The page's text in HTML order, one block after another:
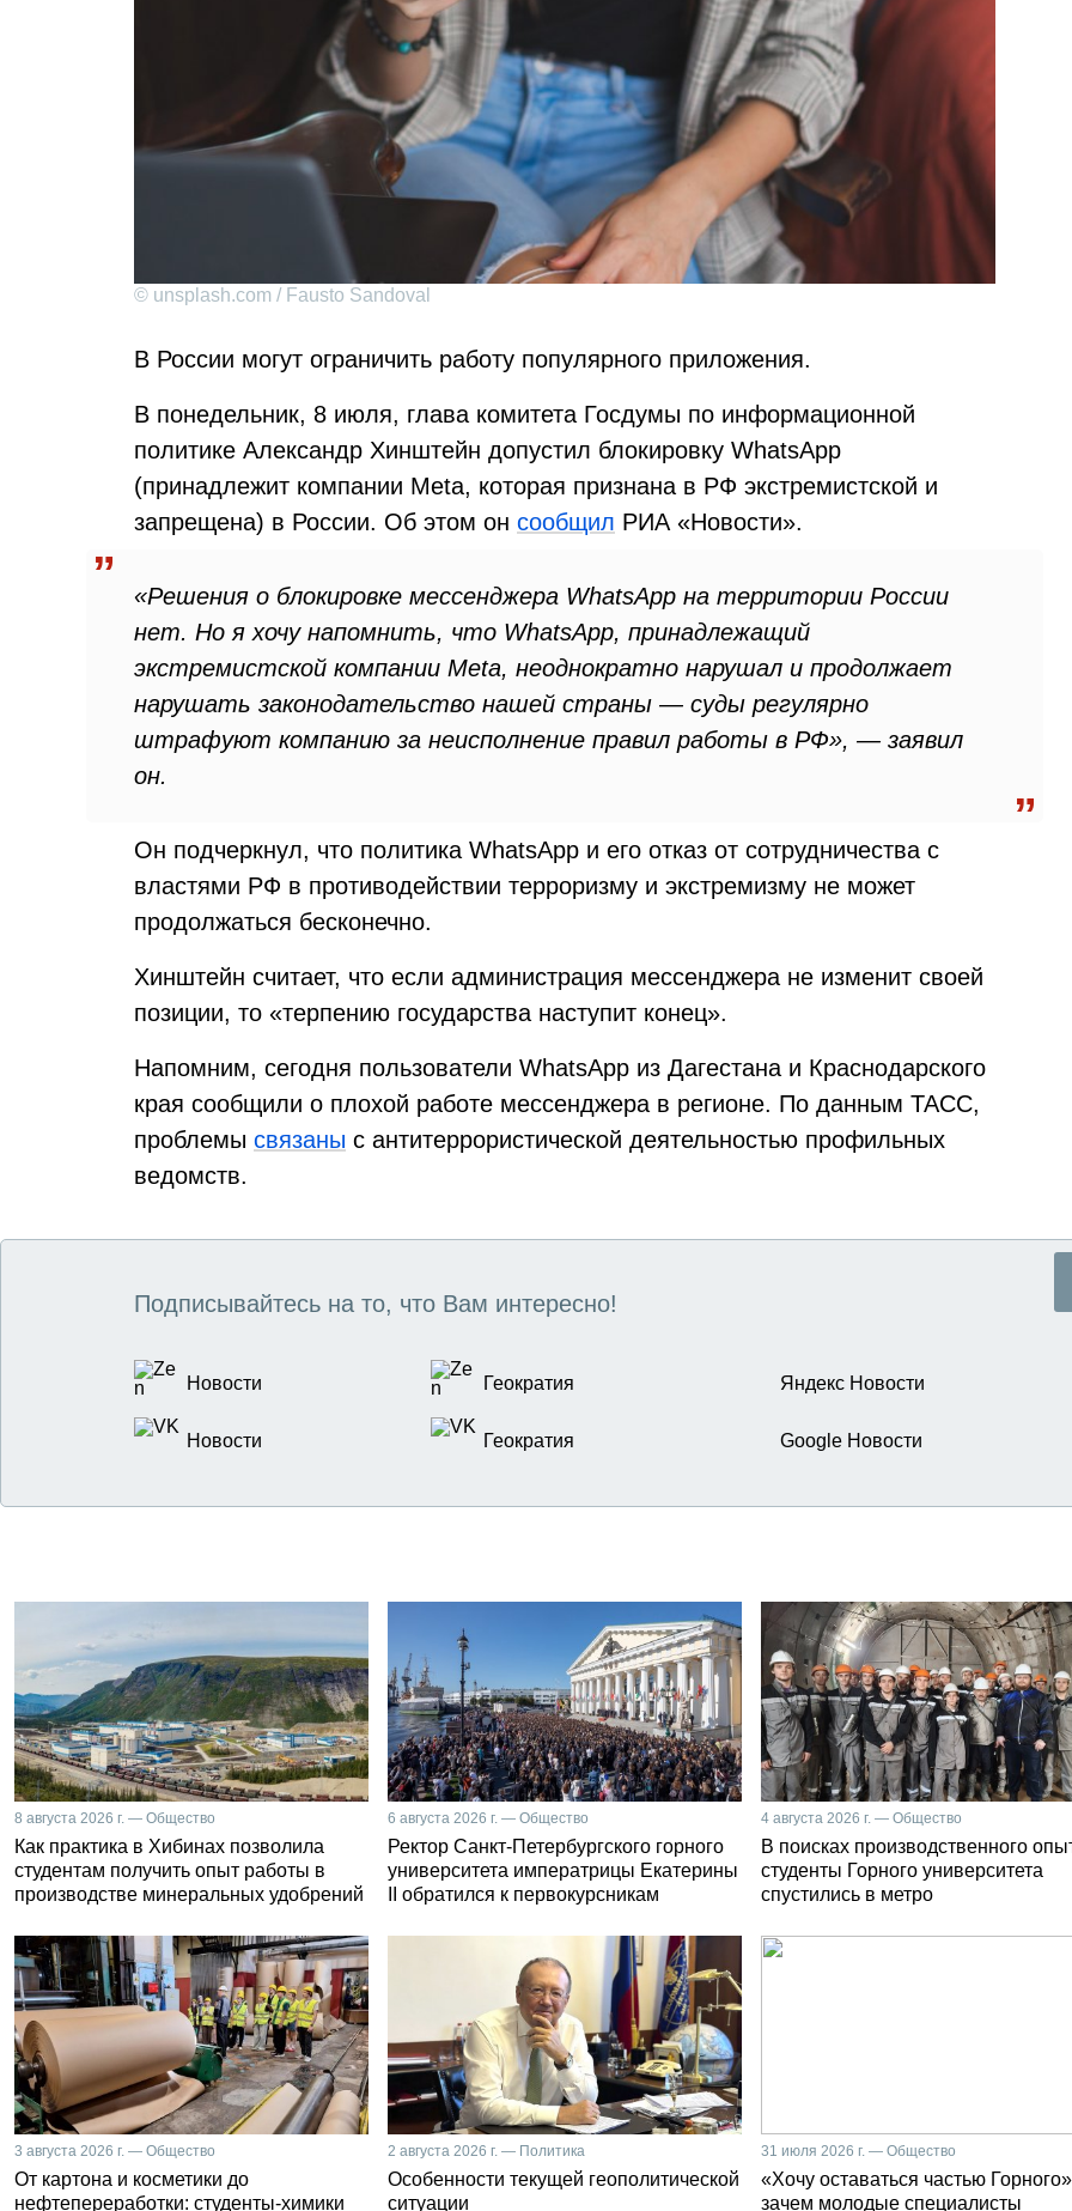
© unsplash.com / Fausto Sandoval
В России могут ограничить работу популярного приложения.
В понедельник, 8 июля, глава комитета Госдумы по информационной
политике Александр Хинштейн допустил блокировку WhatsApp
(принадлежит компании Meta, которая признана в РФ экстремистской и
запрещена) в России. Об этом он сообщил РИА «Новости».
«Решения о блокировке мессенджера WhatsApp на территории России
нет. Но я хочу напомнить, что WhatsApp, принадлежащий
экстремистской компании Meta, неоднократно нарушал и продолжает
нарушать законодательство нашей страны — суды регулярно
штрафуют компанию за неисполнение правил работы в РФ», — заявил
он.
Он подчеркнул, что политика WhatsApp и его отказ от сотрудничества с
властями РФ в противодействии терроризму и экстремизму не может
продолжаться бесконечно.
Хинштейн считает, что если администрация мессенджера не изменит своей
позиции, то «терпению государства наступит конец».
Напомним, сегодня пользователи WhatsApp из Дагестана и Краснодарского
края сообщили о плохой работе мессенджера в регионе. По данным ТАСС,
проблемы связаны с антитеррористической деятельностью профильных
ведомств.
Подписывайтесь на то, что Вам интересно!
Новости Геократия Яндекс Новости
Новости Геократия Google Новости
8 августа 2026 г. — Общество
Как практика в Хибинах позволила
студентам получить опыт работы в
производстве минеральных удобрений
6 августа 2026 г. — Общество
Ректор Санкт-Петербургского горного
университета императрицы Екатерины
II обратился к первокурсникам
4 августа 2026 г. — Общество
В поисках производственного
студенты Горного университета
спустились в метро
3 августа 2026 г. — Общество
От картона и косметики до
нефтепереработки: студенты-химики
2 августа 2026 г. — Политика
Особенности текущей геополитической
ситуации
31 июля 2026 г. — Общество
«Хочу оставаться частью
зачем молодые специалисты